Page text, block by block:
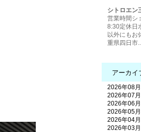
シトロエン
営業時間シ
8:30定休日
以外にもお
重県四日市
アーカイ
2026年08
2026年07
2026年06
2026年05
2026年04
2026年03